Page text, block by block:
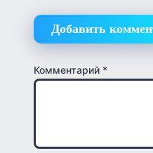
Добавить
Комментарий *